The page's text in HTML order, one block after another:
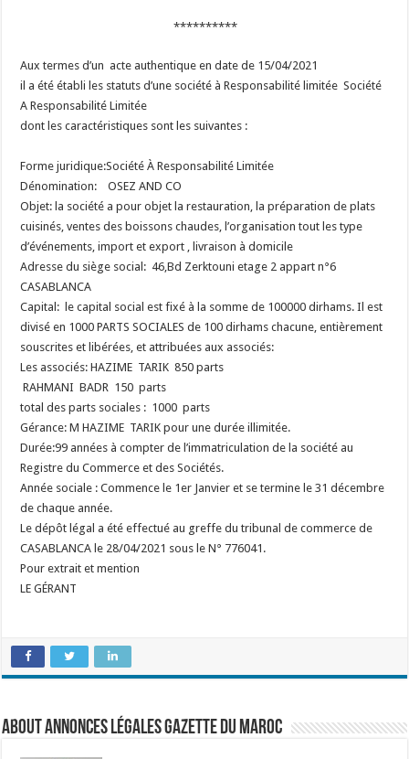
**********
Aux termes d’un acte authentique en date de 15/04/2021
il a été établi les statuts d’une société à Responsabilité limitée Société
A Responsabilité Limitée
dont les caractéristiques sont les suivantes :
Forme juridique:Société À Responsabilité Limitée
Dénomination: OSEZ AND CO
Objet: la société a pour objet la restauration, la préparation de plats
cuisinés, ventes des boissons chaudes, l’organisation tout les type
d’événements, import et export , livraison à domicile
Adresse du siège social: 46,Bd Zerktouni etage 2 appart n°6
CASABLANCA
Capital: le capital social est fixé à la somme de 100000 dirhams. Il est
divisé en 1000 PARTS SOCIALES de 100 dirhams chacune, entièrement
souscrites et libérées, et attribuées aux associés:
Les associés: HAZIME TARIK 850 parts
RAHMANI BADR 150 parts
total des parts sociales : 1000 parts
Gérance: M HAZIME TARIK pour une durée illimitée.
Durée:99 années à compter de l’immatriculation de la société au
Registre du Commerce et des Sociétés.
Année sociale : Commence le 1er Janvier et se termine le 31 décembre
de chaque année.
Le dépôt légal a été effectué au greffe du tribunal de commerce de
CASABLANCA le 28/04/2021 sous le N° 776041.
Pour extrait et mention
LE GÉRANT
About Annonces légales Gazette du Maroc